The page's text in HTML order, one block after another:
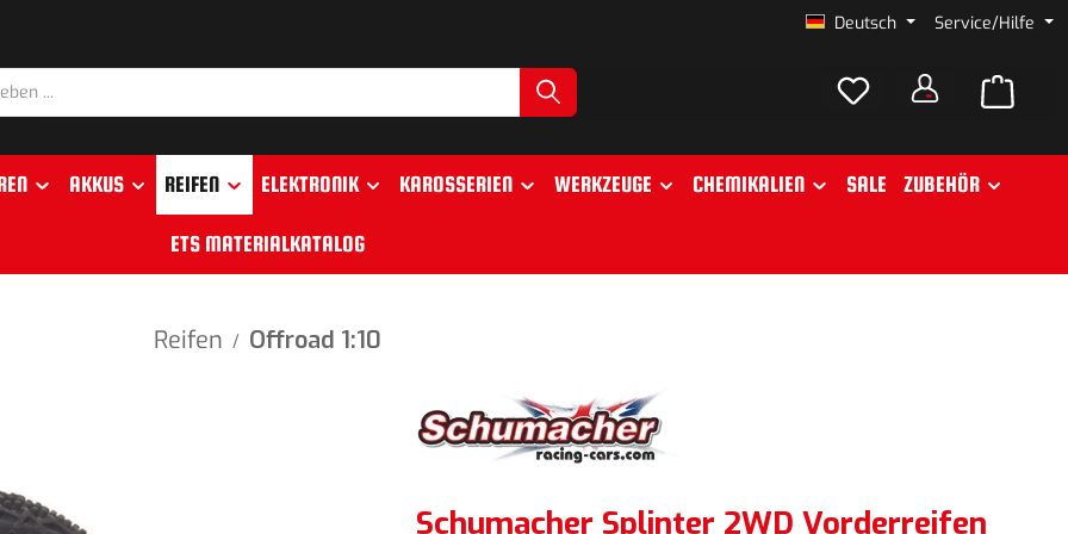
Deutsch Service/Hilfe
AKKUS REIFEN ELEKTRONIK KAROSSERIEN WERKZEUGE CHEMIKALIEN SALE ZUBEHÖR
ETS MATERIALKATALOG
Reifen / Offroad 1:10
Schumacher Splinter 2WD Vorderreifen